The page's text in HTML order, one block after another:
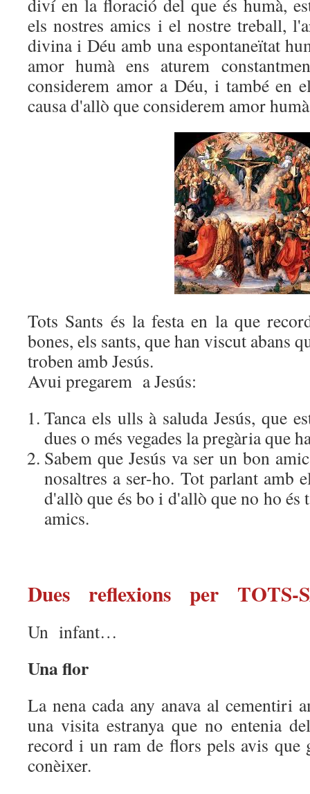
diví en la floració del que és humà,
els nostres amics i el nostre treball,
divina i Déu amb una espontaneïtat
amor humà ens aturem
considerem amor a Déu, i també en
causa d'allò que considerem amor
Tots Sants és la festa en la que
bones, els sants, que han viscut abans
troben amb Jesús.
Avui pregarem a Jesús:
Tanca els ulls à saluda Jesús, que
dues o més vegades la pregària que
Sabem que Jesús va ser un bon
nosaltres a ser-ho. Tot parlant amb
d'allò que és bo i d'allò que no ho és
amics.
Dues reflexions per TOTS-
Un infant…
Una flor
La nena cada any anava al cementiri
una visita estranya que no entenia
record i un ram de flors pels avis que
conèixer.